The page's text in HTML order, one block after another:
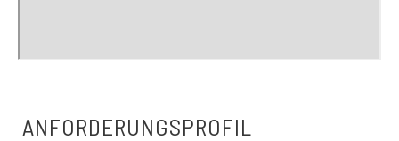
ANFORDERUNGSPROFIL